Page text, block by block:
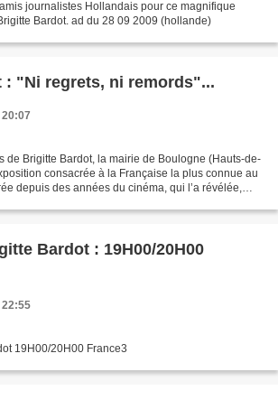
journalistes Hollandais pour ce magnifique
Bardot. ad du 28 09 2009 (hollande)
: "Ni regrets, ni remords"...
de Brigitte Bardot, la mairie de Boulogne (Hauts-de-
consacrée à la Française la plus connue au
depuis des années du cinéma, qui l’a révélée,
Bardot : 19H00/20H00
22:55
19H00/20H00 France3